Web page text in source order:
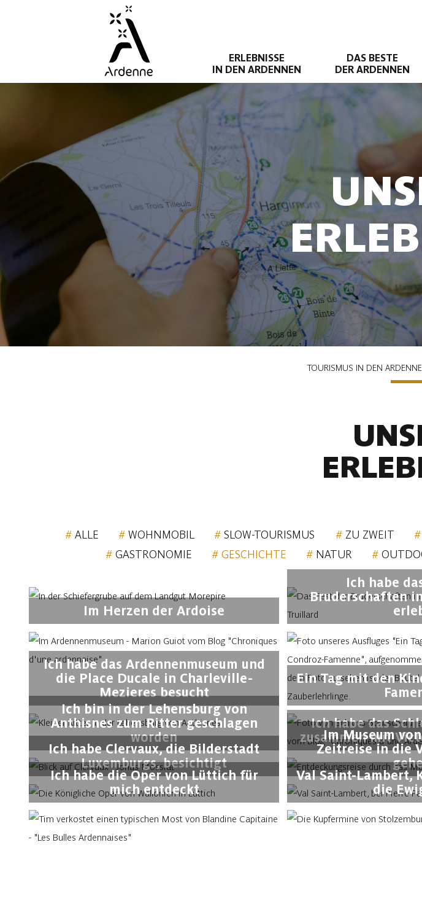
ERLEBNISSE
IN DEN ARDENNEN
DAS BESTE
DER ARDENNEN
TOURISMUS IN DEN
ALLE WOHNMOBIL SLOW-TOURISMUS ZU ZWEIT
GASTRONOMIE
GESCHICHTE NATUR
Im Herzen der Ardoise
Ich habe
Bruderschaften
Ich habe das Ardennenmuseum und
die Place Ducale in Charleville-
Mezieres besucht
Ein Tag mit den
Ich bin in der Lehensburg von
Anthisnes zum Ritter geschlagen
worden
Ich habe das
zusammen mit
Ich habe Clervaux, die Bilderstadt
Luxemburgs, besichtigt
Im Museum
Zeitreise in die
Ich habe die Oper von Lüttich für
mich entdeckt
Val Saint-Lambert,
die